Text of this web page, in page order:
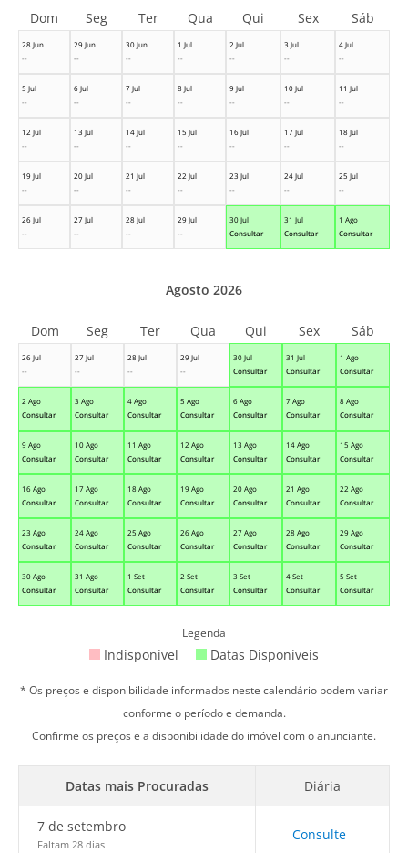
28 Jun
--
29 Jun
--
30 Jun
--
1 Jul
--
2 Jul
--
3 Jul
--
4 Jul
--
5 Jul
--
6 Jul
--
7 Jul
--
8 Jul
--
9 Jul
--
10 Jul
--
11 Jul
--
12 Jul
--
13 Jul
--
14 Jul
--
15 Jul
--
16 Jul
--
17 Jul
--
18 Jul
--
19 Jul
--
20 Jul
--
21 Jul
--
22 Jul
--
23 Jul
--
24 Jul
--
25 Jul
--
26 Jul
--
27 Jul
--
28 Jul
--
29 Jul
--
30 Jul
Consultar
31 Jul
Consultar
1 Ago
Consultar
Dom Seg Ter Qua Qui Sex Sáb
26 Jul
--
27 Jul
--
28 Jul
--
29 Jul
--
30 Jul
Consultar
31 Jul
Consultar
1 Ago
Consultar
2 Ago
Consultar
3 Ago
Consultar
4 Ago
Consultar
5 Ago
Consultar
6 Ago
Consultar
7 Ago
Consultar
8 Ago
Consultar
9 Ago
Consultar
10 Ago
Consultar
11 Ago
Consultar
12 Ago
Consultar
13 Ago
Consultar
14 Ago
Consultar
15 Ago
Consultar
16 Ago
Consultar
17 Ago
Consultar
18 Ago
Consultar
19 Ago
Consultar
20 Ago
Consultar
21 Ago
Consultar
22 Ago
Consultar
23 Ago
Consultar
24 Ago
Consultar
25 Ago
Consultar
26 Ago
Consultar
27 Ago
Consultar
28 Ago
Consultar
29 Ago
Consultar
30 Ago
Consultar
31 Ago
Consultar
1 Set
Consultar
2 Set
Consultar
3 Set
Consultar
4 Set
Consultar
5 Set
Consultar
Agosto 2026
Dom Seg Ter Qua Qui Sex Sáb
Legenda
Indisponível Datas Disponíveis
* Os preços e disponibilidade informados neste calendário podem variar
conforme o período e demanda.
Confirme os preços e a disponibilidade do imóvel com o anunciante.
Datas mais Procuradas Diária
7 de setembro
Faltam 28 dias
Consulte